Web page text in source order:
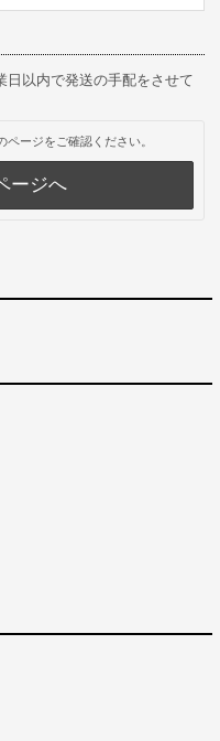
日以内で発送の手配をさせて
ージをご確認ください。
ージへ